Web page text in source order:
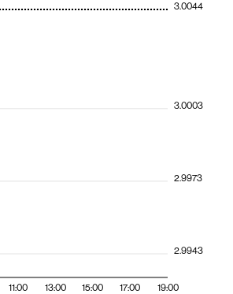
11:00 13:00 15:00 17:00 19:00
2.9943
2.9973
3.0003
3.0044